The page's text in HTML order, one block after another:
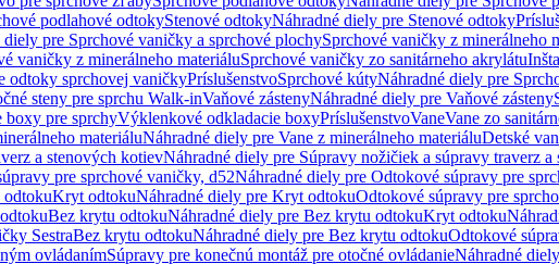
podlahové odtokyStenové odtokyNáhradné diely pre Stenové odtoky
diely pre Sprchové vaničky a sprchové plochySprchové vaničky z minerálneho
vaničky z minerálneho materiáluSprchové vaničky zo sanitárneho akrylátu
odtoky sprchovej vaničkyPríslušenstvoSprchové kútyNáhradné diely pre
steny pre sprchu Walk-inVaňové zástenyNáhradné diely pre Vaňové zásteny
pre sprchyVýklenkové odkladacie boxyPríslušenstvoVaneVane zo
materiáluNáhradné diely pre Vane z minerálneho materiáluDetské
a stenových kotievNáhradné diely pre Súpravy nožičiek a súpravy traverz
pre sprchové vaničky, d52Náhradné diely pre Odtokové súpravy pre
odtokuKryt odtokuNáhradné diely pre Kryt odtokuOdtokové súpravy pre
Bez krytu odtokuNáhradné diely pre Bez krytu odtokuKryt odtoku
SestraBez krytu odtokuNáhradné diely pre Bez krytu odtokuOdtokové
ovládanímSúpravy pre konečnú montáž pre otočné ovládanieNáhradné